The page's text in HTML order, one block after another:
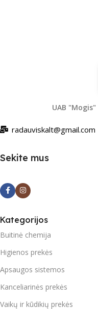
UAB "Mogis"
radauviskalt@gmail.com
Sekite mus
Kategorijos
Buitinė chemija
Higienos prekės
Apsaugos sistemos
Kanceliarinės prekės
Vaikų ir kūdikių prekės